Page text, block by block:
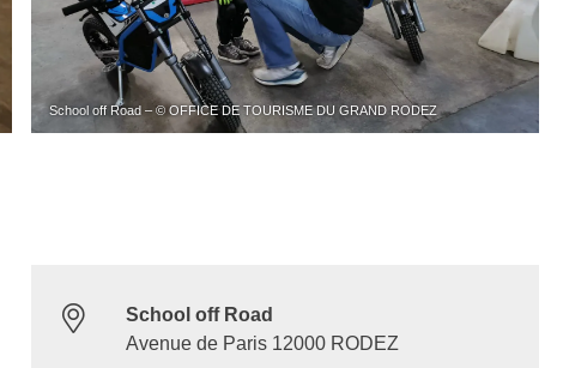
School off Road – © OFFICE DE TOURISME DU GRAND RODEZ
School off Road
Avenue de Paris 12000 RODEZ